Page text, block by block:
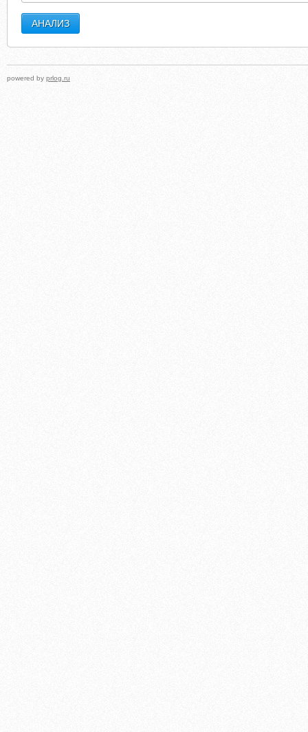
powered by prlog.ru